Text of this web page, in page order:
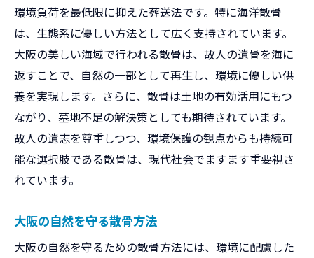
環境負荷を最低限に抑えた葬送法です。特に海洋散骨
は、生態系に優しい方法として広く支持されています。
大阪の美しい海域で行われる散骨は、故人の遺骨を海に
返すことで、自然の一部として再生し、環境に優しい供
養を実現します。さらに、散骨は土地の有効活用にもつ
ながり、墓地不足の解決策としても期待されています。
故人の遺志を尊重しつつ、環境保護の観点からも持続可
能な選択肢である散骨は、現代社会でますます重要視さ
れています。
大阪の自然を守る散骨方法
大阪の自然を守るための散骨方法には、環境に配慮した